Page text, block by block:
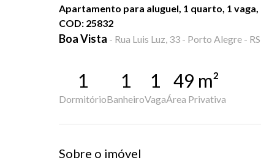
Apartamento para aluguel, 1 quarto, 1
COD: 25832
Boa Vista - Rua Luis Luz, 33 - Porto Alegre - RS
1
Dormitório
1
Banheiro
1
Vaga
49 m²
Área Privativa
Sobre o imóvel